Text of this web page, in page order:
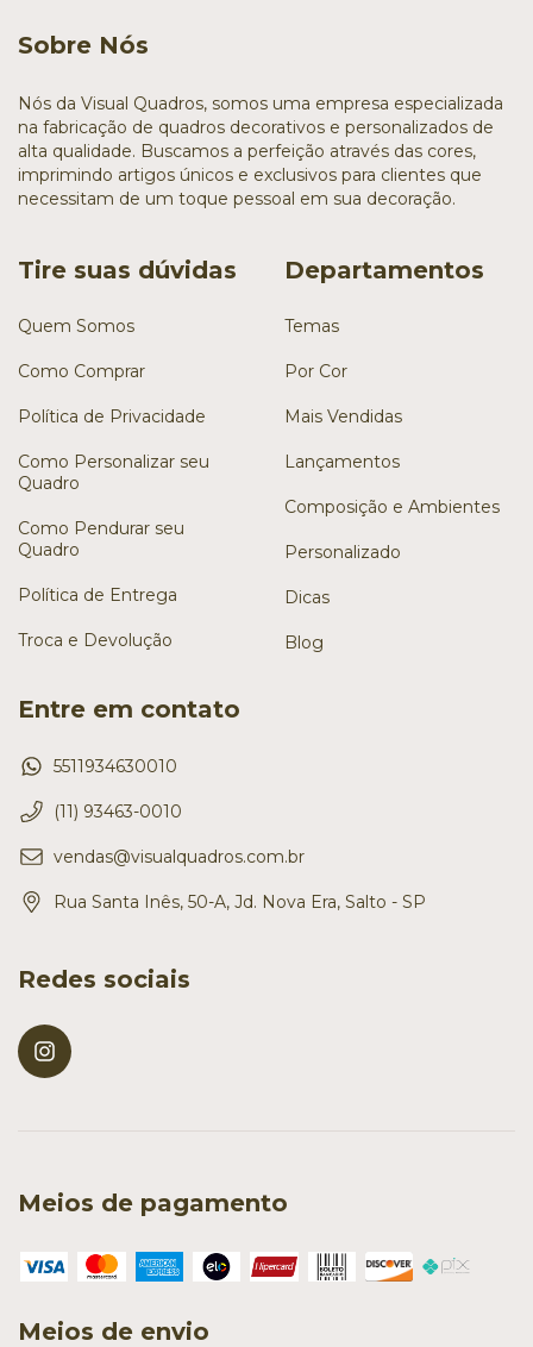
Sobre Nós
Nós da Visual Quadros, somos uma empresa especializada
na fabricação de quadros decorativos e personalizados de
alta qualidade. Buscamos a perfeição através das cores,
imprimindo artigos únicos e exclusivos para clientes que
necessitam de um toque pessoal em sua decoração.
Tire suas dúvidas
Quem Somos
Como Comprar
Política de Privacidade
Como Personalizar seu
Quadro
Como Pendurar seu
Quadro
Política de Entrega
Troca e Devolução
Departamentos
Temas
Por Cor
Mais Vendidas
Lançamentos
Composição e Ambientes
Personalizado
Dicas
Blog
Entre em contato
5511934630010
(11) 93463-0010
vendas@visualquadros.com.br
Rua Santa Inês, 50-A, Jd. Nova Era, Salto - SP
Redes sociais
Meios de pagamento
Meios de envio